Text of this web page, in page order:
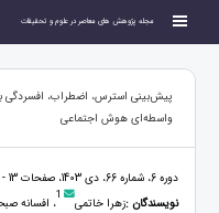
مجله پژوهش های معاصر در علوم و تحقیقات
پیش‌بینی استرس، اضطراب،
واسطه‌ای هوش اجتماعی
دوره 6، شماره 66، دی 1403، صفحات 13 - 22
نویسندگان :زهرا خاتمی 1، افسانه